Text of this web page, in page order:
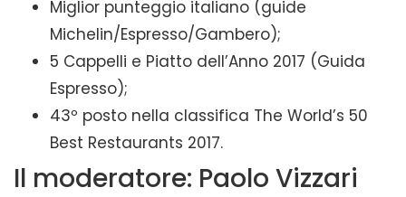
Miglior punteggio italiano (guide
Michelin/Espresso/Gambero);
5 Cappelli e Piatto dell’Anno 2017 (Guida
Espresso);
43º posto nella classifica The World’s 50
Best Restaurants 2017.
Il moderatore: Paolo Vizzari